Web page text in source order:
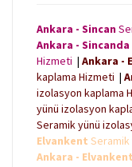
o
o
k
e
r
A
p
p
Ankara - Sincan
Ankara - Sincanda
Hizmeti | Ankara -
kaplama Hizmeti |
izolasyon kaplama
yünü izolasyon
Seramik yünü
Elvankent
Ankara -